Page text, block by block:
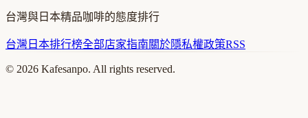
台灣與日本精品咖啡的態度排行
台灣 日本排行榜全部店家指南關於隱私權政策RSS
© 2026 Kafesanpo. All rights reserved.